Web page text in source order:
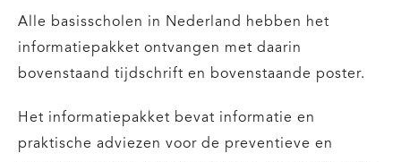
Alle basisscholen in Nederland hebben het
informatiepakket ontvangen met daarin
bovenstaand tijdschrift en bovenstaande poster.
Het informatiepakket bevat informatie en
praktische adviezen voor de preventieve en